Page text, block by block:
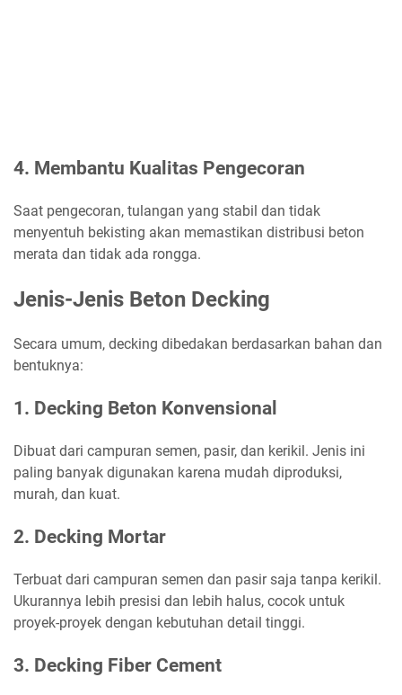
4. Membantu Kualitas Pengecoran
Saat pengecoran, tulangan yang stabil dan tidak
menyentuh bekisting akan memastikan distribusi beton
merata dan tidak ada rongga.
Jenis-Jenis Beton Decking
Secara umum, decking dibedakan berdasarkan bahan dan
bentuknya:
1. Decking Beton Konvensional
Dibuat dari campuran semen, pasir, dan kerikil. Jenis ini
paling banyak digunakan karena mudah diproduksi,
murah, dan kuat.
2. Decking Mortar
Terbuat dari campuran semen dan pasir saja tanpa kerikil.
Ukurannya lebih presisi dan lebih halus, cocok untuk
proyek-proyek dengan kebutuhan detail tinggi.
3. Decking Fiber Cement